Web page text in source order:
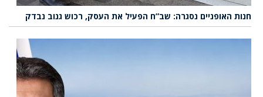
חנות האופניים נסגרה: שב”ח הפעיל את העסק, רכוש גנוב נבדק